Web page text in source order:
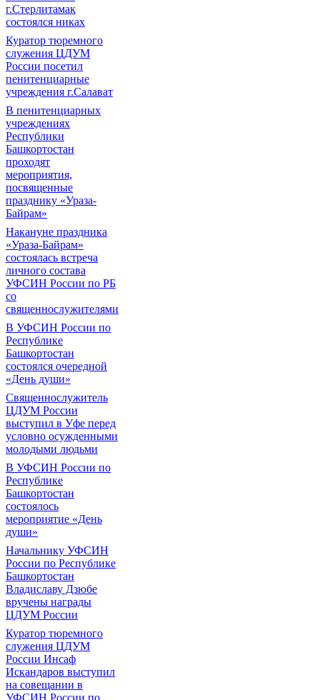
г.Стерлитамак
состоялся никах
Куратор тюремного
служения ЦДУМ
России посетил
пенитенциарные
учреждения г.Салават
В пенитенциарных
учреждениях
Республики
Башкортостан
проходят
мероприятия,
посвященные
празднику «Ураза-
Байрам»
Накануне праздника
«Ураза-Байрам»
состоялась встреча
личного состава
УФСИН России по РБ
со
священнослужителями
В УФСИН России по
Республике
Башкортостан
состоялся очередной
«День души»
Священнослужитель
ЦДУМ России
выступил в Уфе перед
условно осужденными
молодыми людьми
В УФСИН России по
Республике
Башкортостан
состоялось
мероприятие «День
души»
Начальнику УФСИН
России по Республике
Башкортостан
Владиславу Дзюбе
вручены награды
ЦДУМ России
Куратор тюремного
служения ЦДУМ
России Инсаф
Искандаров выступил
на совещании в
УФСИН России по